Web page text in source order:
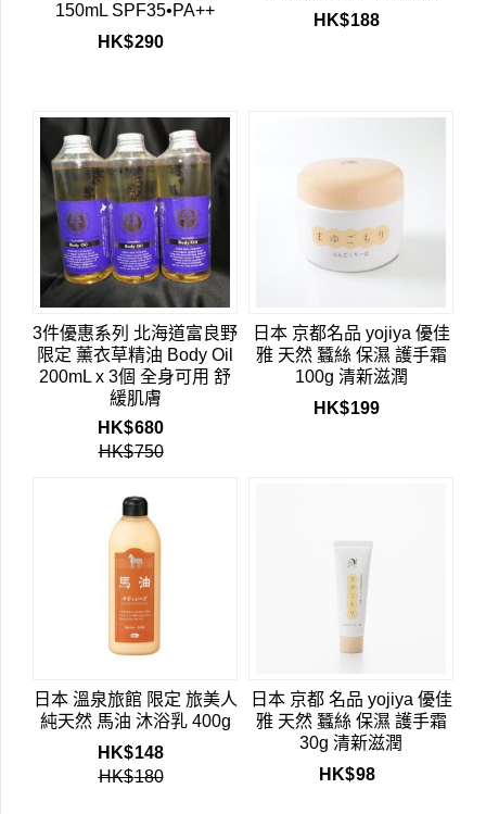
150mL SPF35•PA++
HK$290
HK$188
3件優惠系列 北海道富良野
限定 薰衣草精油 Body Oil
200mL x 3個 全身可用 舒
緩肌膚
HK$680
HK$750
日本 京都名品 yojiya 優佳
雅 天然 蠶絲 保濕 護手霜
100g 清新滋潤
HK$199
日本 溫泉旅館 限定 旅美人
純天然 馬油 沐浴乳 400g
HK$148
HK$180
日本 京都 名品 yojiya 優佳
雅 天然 蠶絲 保濕 護手霜
30g 清新滋潤
HK$98